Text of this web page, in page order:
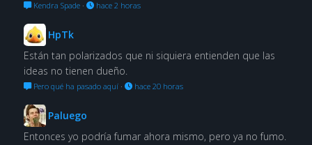
Kendra Spade· hace 2 horas
HpTk
Están tan polarizados que ni siquiera entienden que las
ideas no tienen dueño.
Pero qué ha pasado aquí· hace 20 horas
Paluego
Entonces yo podría fumar ahora mismo, pero ya no fumo.